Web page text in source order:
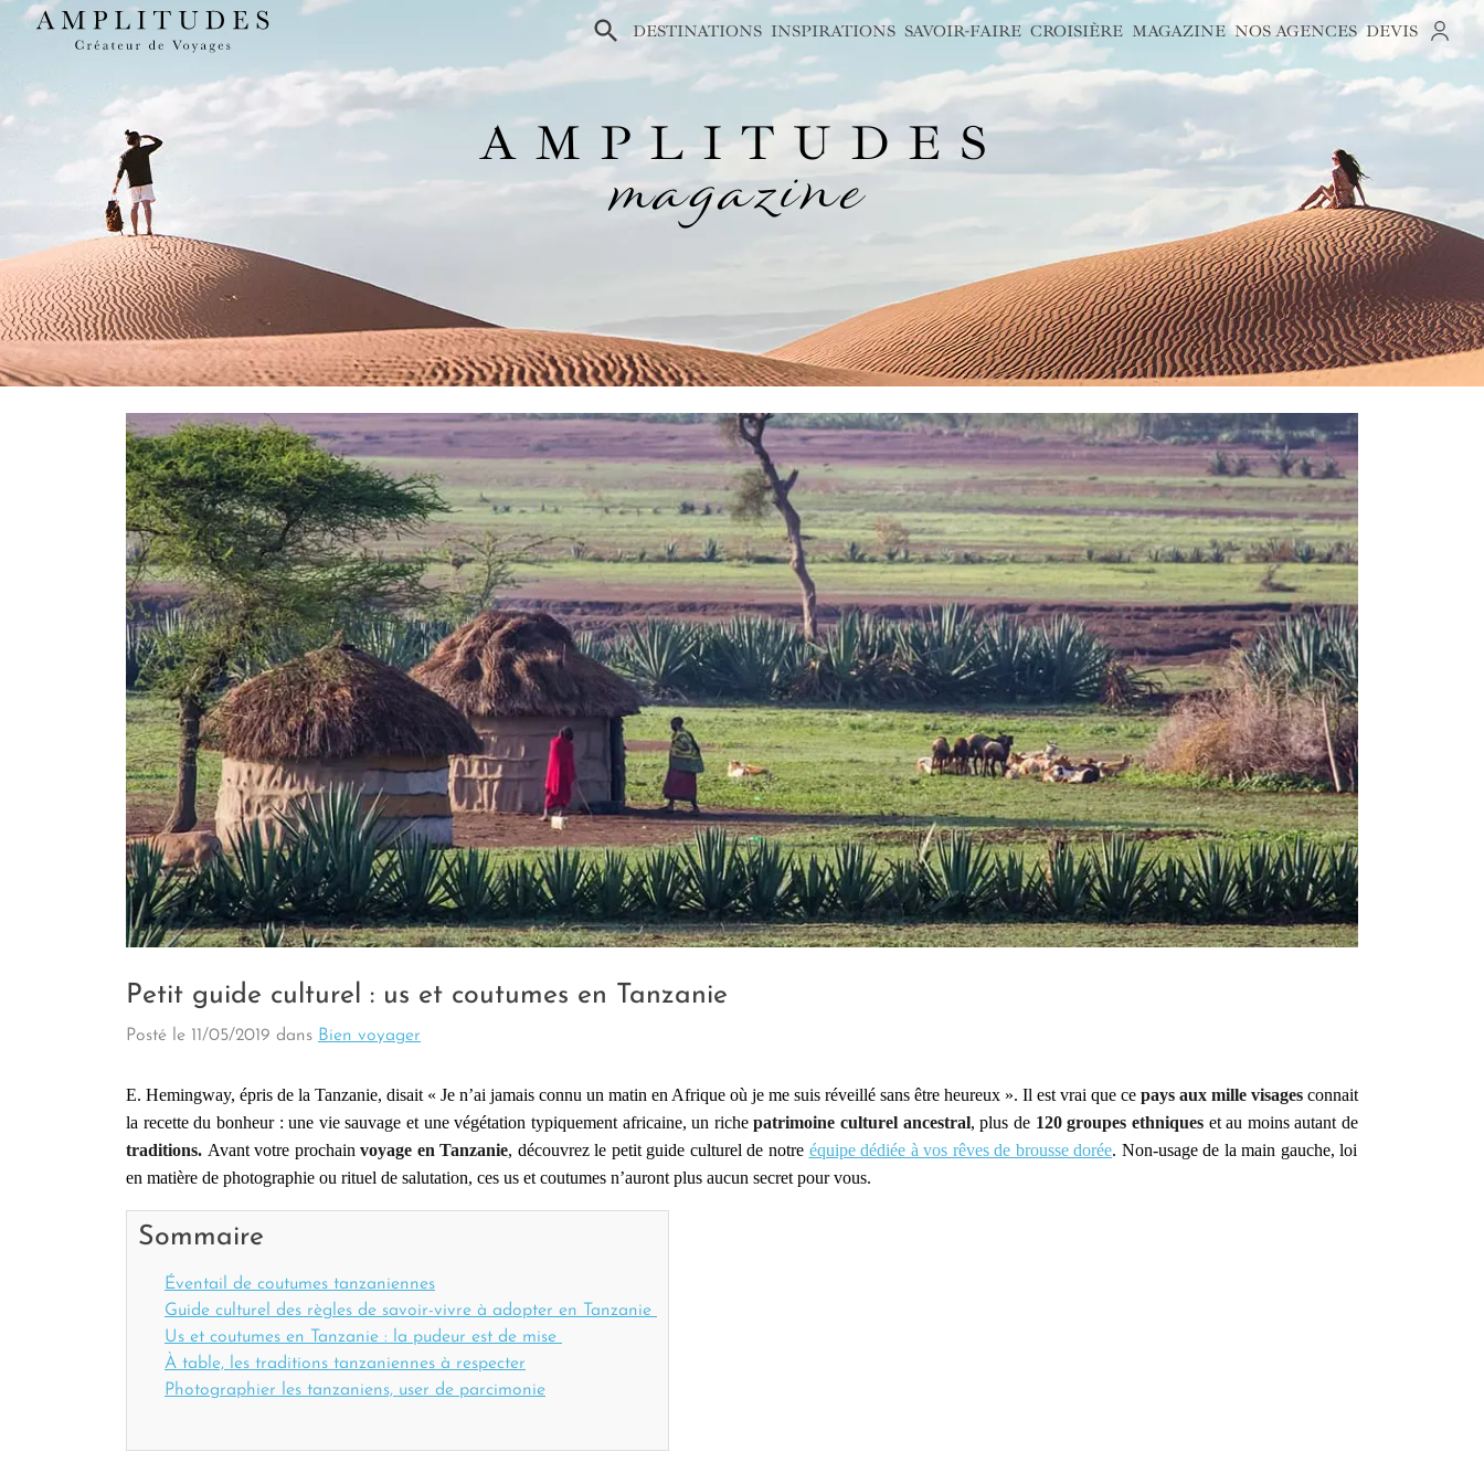
× DESTINATIONS INSPIRATIONS SAVOIR-FAIRE CROISIÈRE MAGAZINE NOS AGENCES DEVIS
AMPLITUDES
magazine
Petit guide culturel : us et coutumes en Tanzanie
Posté le 11/05/2019 dans Bien voyager
E. Hemingway, épris de la Tanzanie, disait « Je n’ai jamais connu un matin en Afrique où je me suis réveillé sans être heureux ». Il est vrai que ce pays aux mille visages connait
la recette du bonheur : une vie sauvage et une végétation typiquement africaine, un richepatrimoine culturel ancestral, plus de 120 groupes ethniqueset au moins autant de
traditions. Avant votre prochainvoyage en Tanzanie, découvrez le petit guide culturel de notre équipe dédiée à vos rêves de brousse dorée. Non-usage de la main gauche, loi
en matière de photographie ou rituel de salutation, ces us et coutumes n’auront plus aucun secret pour vous.
Sommaire
Éventail de coutumes tanzaniennes
Guide culturel des règles de savoir-vivre à adopter en Tanzanie
Us et coutumes en Tanzanie : la pudeur est de mise
À table, les traditions tanzaniennes à respecter
Photographier les tanzaniens, user de parcimonie